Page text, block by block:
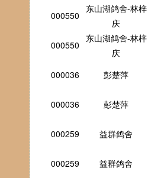
000550
东山湖鸽舍-林梓
庆
000550
东山湖鸽舍-林梓
庆
000036 彭楚萍
000036 彭楚萍
000259 益群鸽舍
000259 益群鸽舍